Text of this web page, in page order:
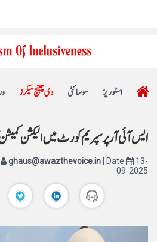
دی چینج میکرز سوسائٹی اسٹوریز
ایس آئی آر پر سپریم کورٹ میں الیکشن
ghaus@awazthevoice.in | Date
13-
09-2025